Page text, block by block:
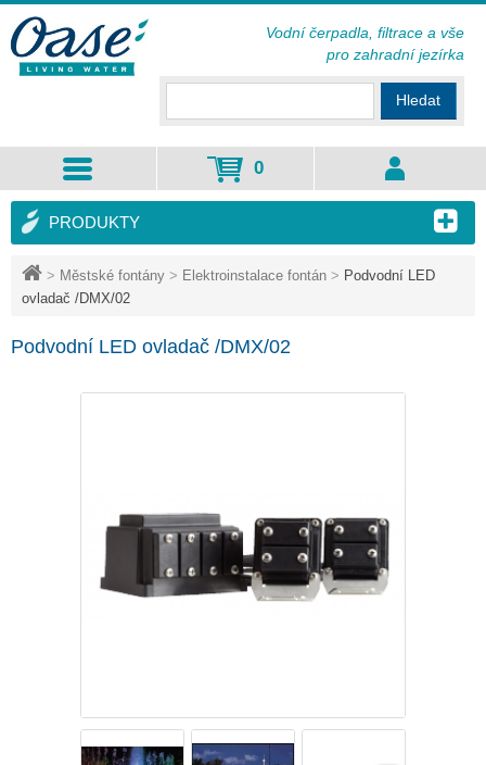
> Městské fontány > Elektroinstalace fontán > Podvodní LED
ovladač /DMX/02
Podvodní LED ovladač /DMX/02
PRODUKTY
Hledat
0
Vodní čerpadla, filtrace a vše
pro zahradní jezírka